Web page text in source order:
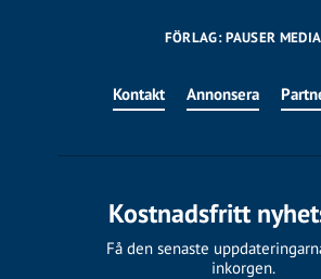
FÖRLAG: PAUSER MEDIA
Kontakt Annonsera
Kostnadsfritt
Få den senaste
inkorgen.